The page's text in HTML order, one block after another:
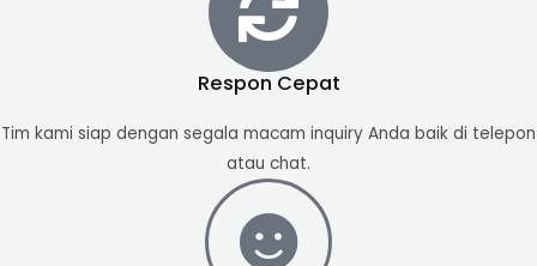
Respon Cepat​
Tim kami siap dengan segala macam inquiry Anda baik di telepon
atau chat.